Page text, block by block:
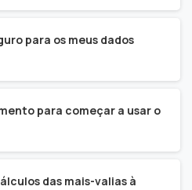
para os meus dados
para começar a usar o
das mais-valias à